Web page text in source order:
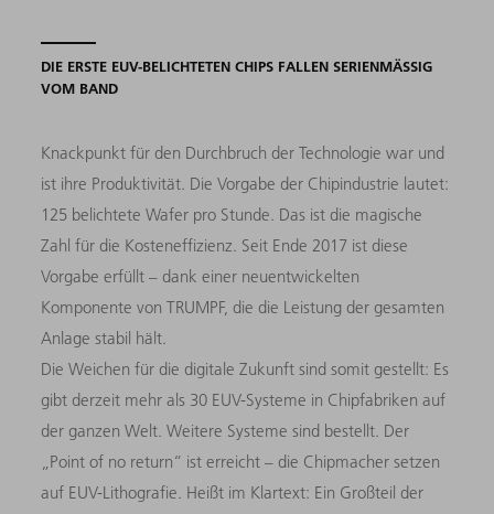
DIE ERSTE EUV-BELICHTETEN CHIPS FALLEN SERIENMÄSSIG V
OM BAND
Knackpunkt für den Durchbruch der Technologie war und
ist ihre Produktivität. Die Vorgabe der Chipindustrie lautet:
125 belichtete Wafer pro Stunde. Das ist die magische
Zahl für die Kosteneffizienz. Seit Ende 2017 ist diese
Vorgabe erfüllt – dank einer neuentwickelten
Komponente von TRUMPF, die die Leistung der gesamten
Anlage stabil hält.
Die Weichen für die digitale Zukunft sind somit gestellt: Es
gibt derzeit mehr als 30 EUV-Systeme in Chipfabriken auf
der ganzen Welt. Weitere Systeme sind bestellt. Der
„Point of no return“ ist erreicht – die Chipmacher setzen
auf EUV-Lithografie. Heißt im Klartext: Ein Großteil der